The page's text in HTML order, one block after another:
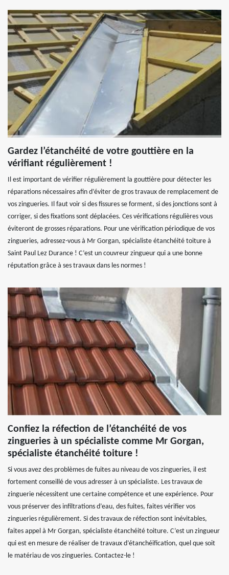
Gardez l’étanchéité de votre gouttière en la
vérifiant régulièrement !
Il est important de vérifier régulièrement la gouttière pour détecter les
réparations nécessaires afin d’éviter de gros travaux de remplacement de
vos zingueries. Il faut voir si des fissures se forment, si des jonctions sont à
corriger, si des fixations sont déplacées. Ces vérifications régulières vous
éviteront de grosses réparations. Pour une vérification périodique de vos
zingueries, adressez-vous à Mr Gorgan, spécialiste étanchéité toiture à
Saint Paul Lez Durance ! C’est un couvreur zingueur qui a une bonne
réputation grâce à ses travaux dans les normes !
Confiez la réfection de l’étanchéité de vos
zingueries à un spécialiste comme Mr Gorgan,
spécialiste étanchéité toiture !
Si vous avez des problèmes de fuites au niveau de vos zingueries, il est
fortement conseillé de vous adresser à un spécialiste. Les travaux de
zinguerie nécessitent une certaine compétence et une expérience. Pour
vous préserver des infiltrations d’eau, des fuites, faites vérifier vos
zingueries régulièrement. Si des travaux de réfection sont inévitables,
faites appel à Mr Gorgan, spécialiste étanchéité toiture. C’est un zingueur
qui est en mesure de réaliser de travaux d’étanchéification, quel que soit
le matériau de vos zingueries. Contactez-le !